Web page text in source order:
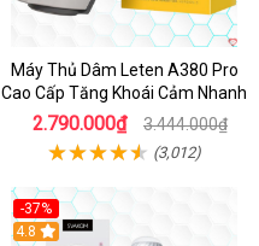
Máy Thủ Dâm Leten A380 Pro
Cao Cấp Tăng Khoái Cảm Nhanh
2.790.000₫ 3.444.000₫
(3,012)
-37%
4.8